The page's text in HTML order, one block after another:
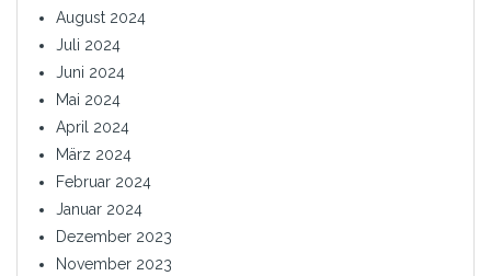
August 2024
Juli 2024
Juni 2024
Mai 2024
April 2024
März 2024
Februar 2024
Januar 2024
Dezember 2023
November 2023